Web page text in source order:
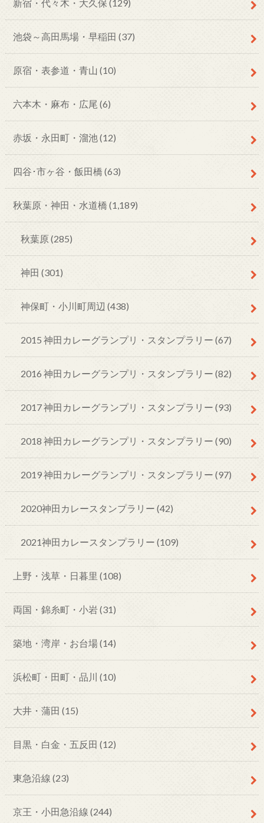
新宿・代々木・大久保 (129)
池袋～高田馬場・早稲田 (37)
原宿・表参道・青山 (10)
六本木・麻布・広尾 (6)
赤坂・永田町・溜池(12)
四谷･市ヶ谷・飯田橋 (63)
秋葉原・神田・水道橋 (1,189)
秋葉原(285)
神田 (301)
神保町・小川町周辺 (438)
2015 神田カレーグランプリ・スタンプラリー (67)
2016 神田カレーグランプリ・スタンプラリー (82)
2017 神田カレーグランプリ・スタンプラリー (93)
2018 神田カレーグランプリ・スタンプラリー (90)
2019 神田カレーグランプリ・スタンプラリー (97)
2020神田カレースタンプラリー (42)
2021神田カレースタンプラリー (109)
上野・浅草・日暮里 (108)
両国・錦糸町・小岩(31)
築地・湾岸・お台場(14)
浜松町・田町・品川 (10)
大井・蒲田 (15)
目黒・白金・五反田 (12)
東急沿線 (23)
京王・小田急沿線 (244)